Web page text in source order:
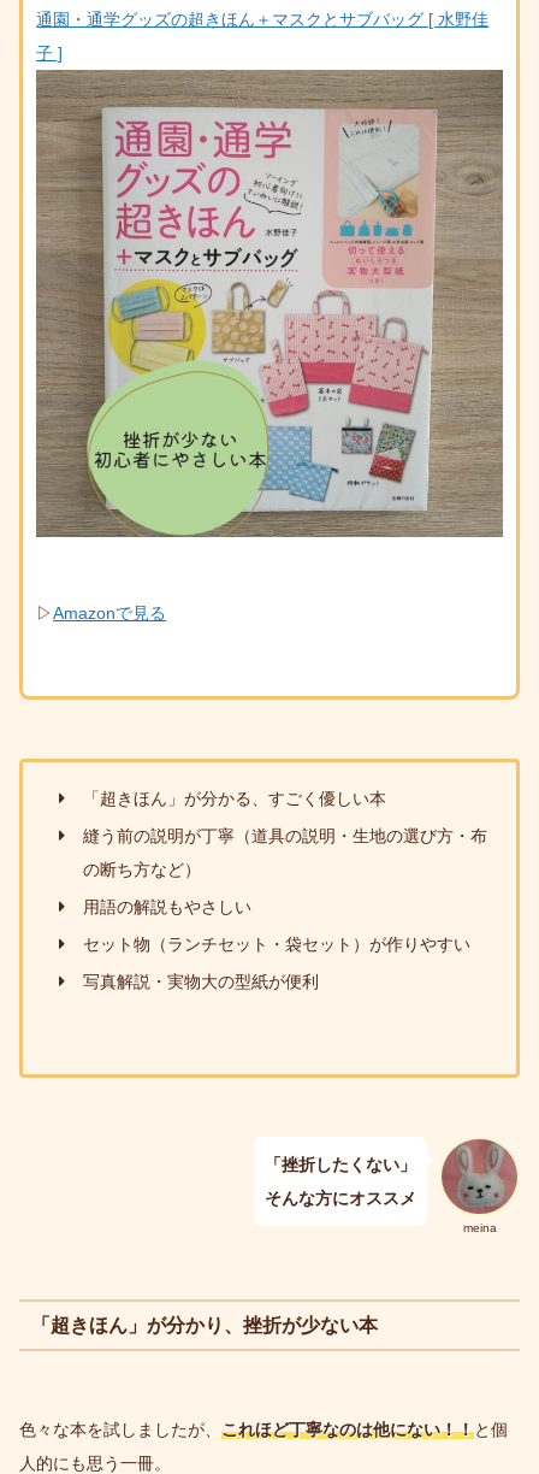
通園・通学グッズの超きほん＋マスクとサブバッグ [ 水野佳
子 ]
▷Amazonで見る
「超きほん」が分かる、すごく優しい本
縫う前の説明が丁寧（道具の説明・生地の選び方・布
の断ち方など）
用語の解説もやさしい
セット物（ランチセット・袋セット）が作りやすい
写真解説・実物大の型紙が便利
meina
「挫折したくない」
そんな方にオススメ
「超きほん」が分かり、挫折が少ない本
色々な本を試しましたが、 これほど丁寧なのは他にない！！と個
人的にも思う一冊。